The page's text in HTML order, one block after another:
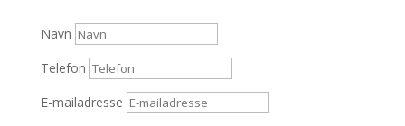
Navn
Telefon
E-mailadresse